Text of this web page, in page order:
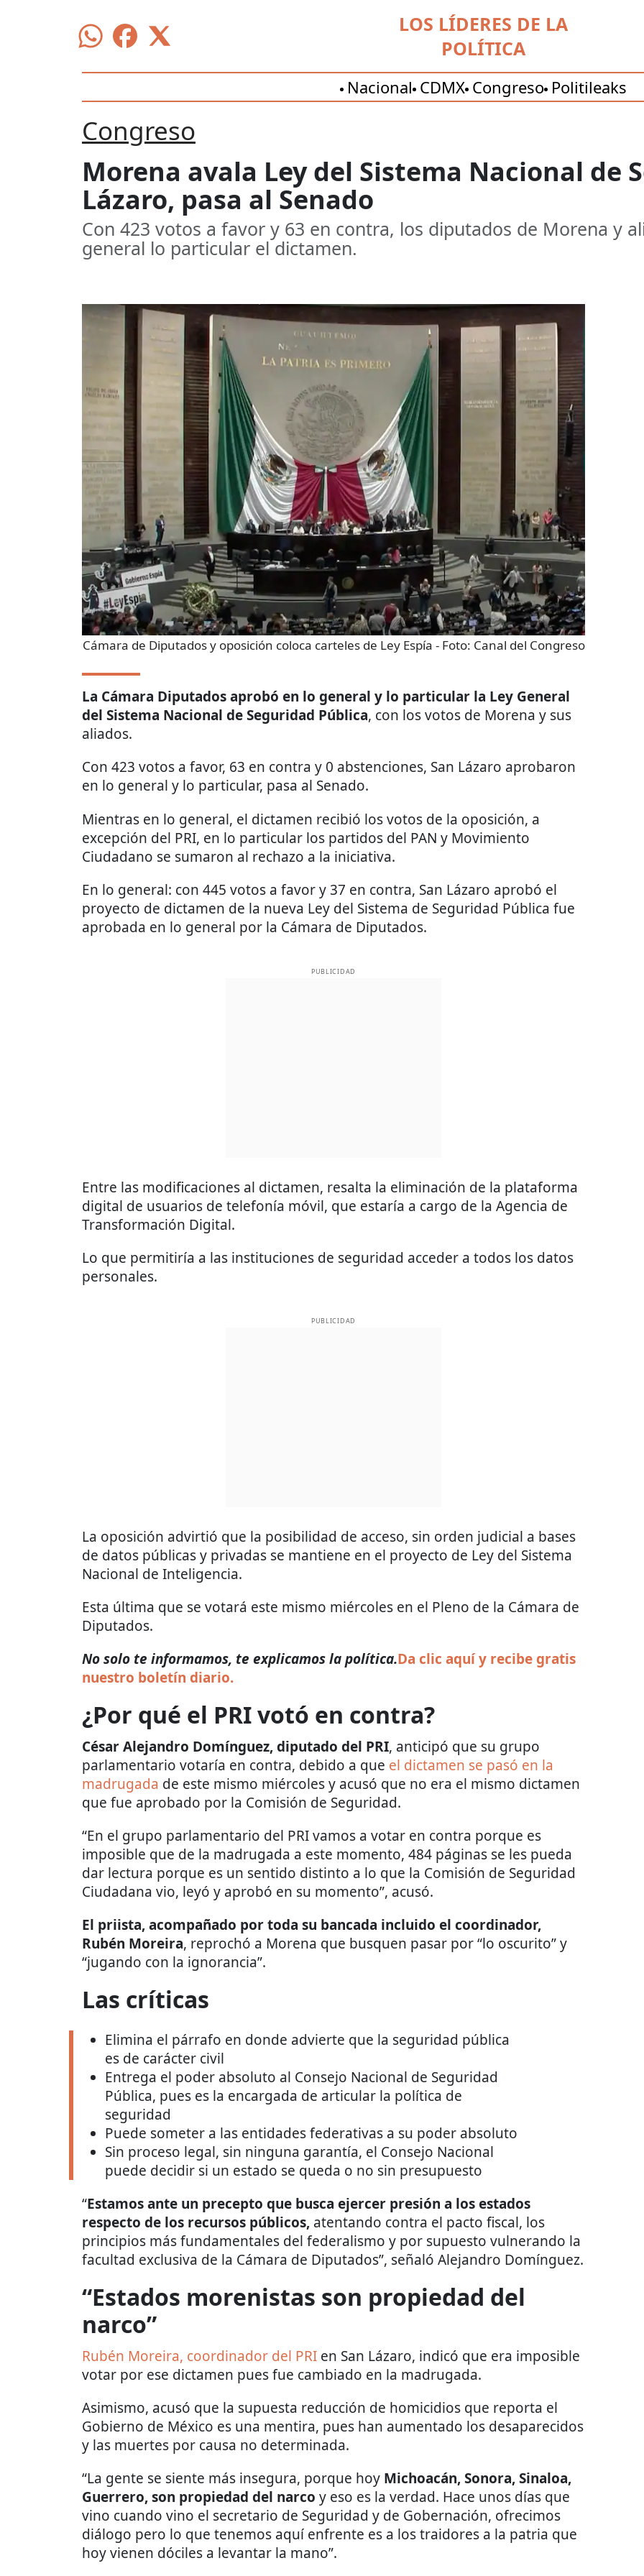
LOS LÍDERES DE LA
POLÍTICA
Nacional CDMX Congreso Politileaks
Congreso
Morena avala Ley del Sistema Nacional de
Lázaro, pasa al Senado
Con 423 votos a favor y 63 en contra, los diputados de Morena y
general lo particular el dictamen.
Cámara de Diputados y oposición coloca carteles de Ley Espía - Foto: Canal del Congreso
La Cámara Diputados aprobó en lo general y lo particular la Ley General
del Sistema Nacional de Seguridad Pública, con los votos de Morena y sus
aliados.
Con 423 votos a favor, 63 en contra y 0 abstenciones, San Lázaro aprobaron
en lo general y lo particular, pasa al Senado.
Mientras en lo general, el dictamen recibió los votos de la oposición, a
excepción del PRI, en lo particular los partidos del PAN y Movimiento
Ciudadano se sumaron al rechazo a la iniciativa.
En lo general: con 445 votos a favor y 37 en contra, San Lázaro aprobó el
proyecto de dictamen de la nueva Ley del Sistema de Seguridad Pública fue
aprobada en lo general por la Cámara de Diputados.
PUBLICIDAD
Entre las modificaciones al dictamen, resalta la eliminación de la plataforma
digital de usuarios de telefonía móvil, que estaría a cargo de la Agencia de
Transformación Digital.
Lo que permitiría a las instituciones de seguridad acceder a todos los datos
personales.
PUBLICIDAD
La oposición advirtió que la posibilidad de acceso, sin orden judicial a bases
de datos públicas y privadas se mantiene en el proyecto de Ley del Sistema
Nacional de Inteligencia.
Esta última que se votará este mismo miércoles en el Pleno de la Cámara de
Diputados.
No solo te informamos, te explicamos la política.Da clic aquí y recibe gratis
nuestro boletín diario.
¿Por qué el PRI votó en contra?
César Alejandro Domínguez, diputado del PRI, anticipó que su grupo
parlamentario votaría en contra, debido a que el dictamen se pasó en la
madrugada de este mismo miércoles y acusó que no era el mismo dictamen
que fue aprobado por la Comisión de Seguridad.
“En el grupo parlamentario del PRI vamos a votar en contra porque es
imposible que de la madrugada a este momento, 484 páginas se les pueda
dar lectura porque es un sentido distinto a lo que la Comisión de Seguridad
Ciudadana vio, leyó y aprobó en su momento”, acusó.
El priista, acompañado por toda su bancada incluido el coordinador,
Rubén Moreira, reprochó a Morena que busquen pasar por “lo oscurito” y
“jugando con la ignorancia”.
Las críticas
Elimina el párrafo en donde advierte que la seguridad pública
es de carácter civil
Entrega el poder absoluto al Consejo Nacional de Seguridad
Pública, pues es la encargada de articular la política de
seguridad
Puede someter a las entidades federativas a su poder absoluto
Sin proceso legal, sin ninguna garantía, el Consejo Nacional
puede decidir si un estado se queda o no sin presupuesto
“Estamos ante un precepto que busca ejercer presión a los estados
respecto de los recursos públicos, atentando contra el pacto fiscal, los
principios más fundamentales del federalismo y por supuesto vulnerando la
facultad exclusiva de la Cámara de Diputados”, señaló Alejandro Domínguez.
“Estados morenistas son propiedad del
narco”
Rubén Moreira, coordinador del PRI en San Lázaro, indicó que era imposible
votar por ese dictamen pues fue cambiado en la madrugada.
Asimismo, acusó que la supuesta reducción de homicidios que reporta el
Gobierno de México es una mentira, pues han aumentado los desaparecidos
y las muertes por causa no determinada.
“La gente se siente más insegura, porque hoy Michoacán, Sonora, Sinaloa,
Guerrero, son propiedad del narco y eso es la verdad. Hace unos días que
vino cuando vino el secretario de Seguridad y de Gobernación, ofrecimos
diálogo pero lo que tenemos aquí enfrente es a los traidores a la patria que
hoy vienen dóciles a levantar la mano”.